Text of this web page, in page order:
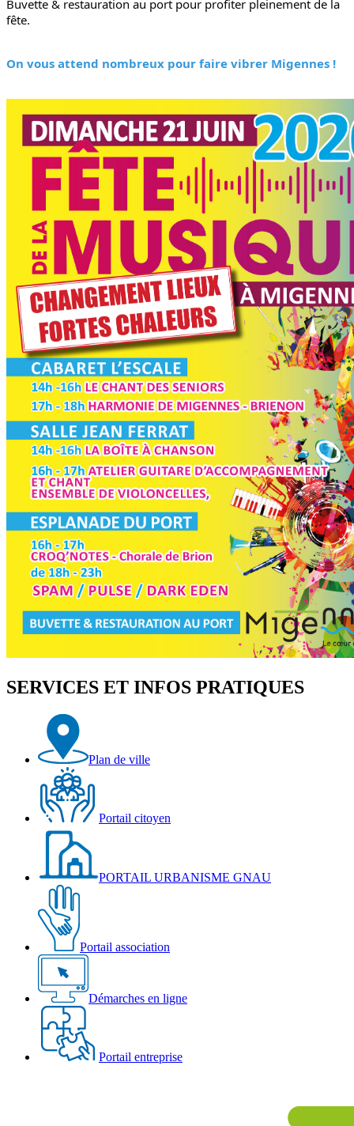
Buvette & restauration au port pour profiter pleinement de la
fête.
On vous attend nombreux pour faire vibrer Migennes !
SERVICES ET INFOS PRATIQUES
Plan de ville
Portail citoyen
PORTAIL URBANISME GNAU
Portail association
Démarches en ligne
Portail entreprise